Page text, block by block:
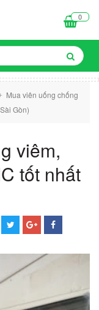
0
Mua viên uống chống
Gòn)
viêm,
tốt nhất